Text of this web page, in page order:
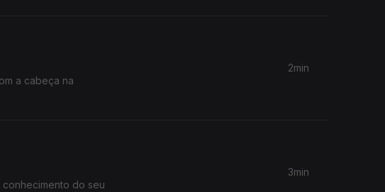
a cabeça na
2min
do seu
3min